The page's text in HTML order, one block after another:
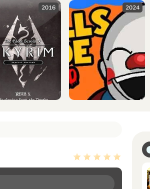
2024